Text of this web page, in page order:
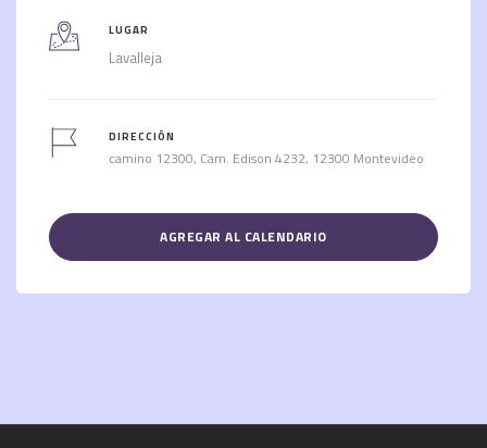
LUGAR
Lavalleja
DIRECCIÓN
camino 12300, Cam. Edison 4232, 12300 Montevideo
AGREGAR AL CALENDARIO